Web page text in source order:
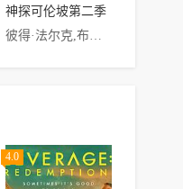
神探可伦坡第二季
彼得·法尔克,布莱思·丹纳,安贾妮特·科默,约翰·卡索维茨,James·Olson,玛娜·洛伊,James·McEachin,Don·Knight,森田则之,迈克尔·帕塔奇,Michael·Fox,Dawn·Frame,Charles·Macaulay,George·Gaynes,Wallace·Chadwell
4.0